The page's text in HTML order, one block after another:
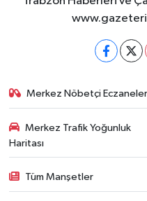
Merkez Nöbetçi Eczaneler
Merkez Trafik Yoğunluk
Haritası
Tüm Manşetler